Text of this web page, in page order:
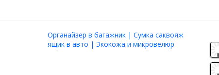
Органайзер в багажник | Сумка саквояж
ящик в авто | Экокожа и микровелюр